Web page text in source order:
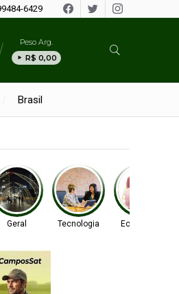
6429
Peso Arg.
R$ 0,00
Brasil
Geral Tecnologia Economia